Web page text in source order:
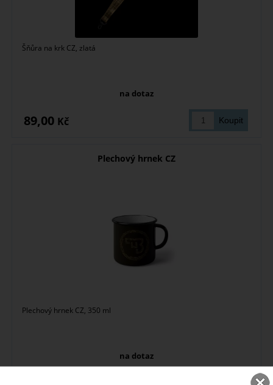
Šňůra na krk CZ, zlatá
na dotaz
89,00 Kč
Plechový hrnek CZ
Plechový hrnek CZ, 350 ml
na dotaz